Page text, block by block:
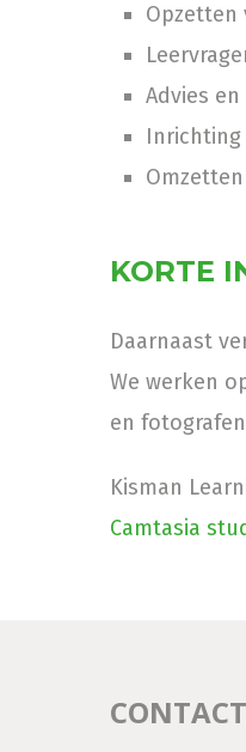
Opzetten
Advies
Inrichting
KORTE
Daarnaast
We werken
en
Kisman
Camtasia